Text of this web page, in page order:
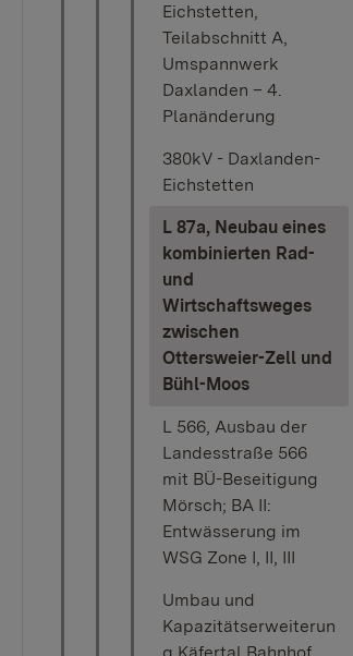
Eichstetten,
Teilabschnitt A,
Umspannwerk
Daxlanden – 4.
Planänderung
380kV - Daxlanden-
Eichstetten
L 87a, Neubau eines
kombinierten Rad-
und
Wirtschaftsweges
zwischen
Ottersweier-Zell und
Bühl-Moos(current)
L 566, Ausbau der
Landesstraße 566
mit BÜ-Beseitigung
Mörsch; BA II:
Entwässerung im
WSG Zone I, II, III
Umbau und
Kapazitätserweiterun